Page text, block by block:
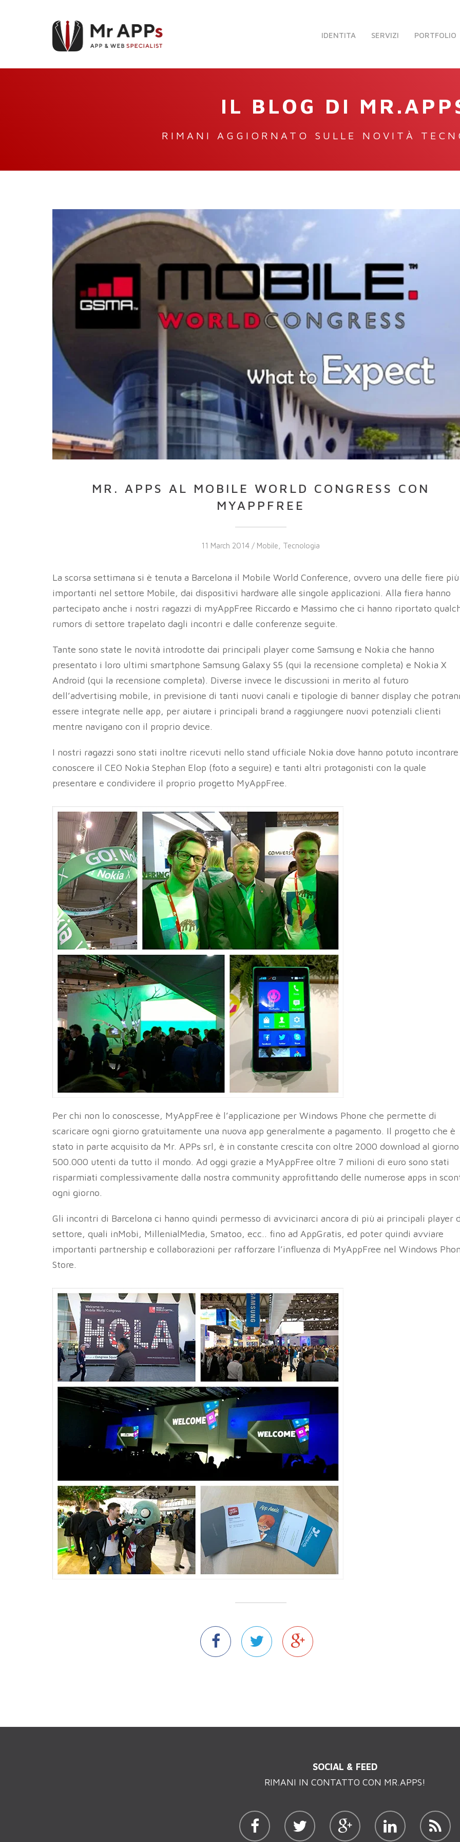
IDENTITA SERVIZI PORTFOLIO
IL BLOG DI
RIMANI AGGIORNATO SULLE NOVITÀ
MR. APPS AL MOBILE WORLD CONGRESS CON
MYAPPFREE
11 March 2014 / Mobile Tecnologia
La scorsa settimana si è tenuta a Barcelona il Mobile World Conference, ovvero una delle fiere più
importanti nel settore Mobile, dai dispositivi hardware alle singole applicazioni. Alla fiera hanno
partecipato anche i nostri ragazzi di myAppFree Riccardo e Massimo che ci hanno riportato
rumors di settore trapelato dagli incontri e dalle conferenze seguite.
Tante sono state le novità introdotte dai principali player come Samsung e Nokia che hanno
presentato i loro ultimi smartphone Samsung Galaxy S5 (qui la recensione completa) e Nokia X
Android (qui la recensione completa). Diverse invece le discussioni in merito al futuro
dell’advertising mobile, in previsione di tanti nuovi canali e tipologie di banner display che
essere integrate nelle app, per aiutare i principali brand a raggiungere nuovi potenziali clienti
mentre navigano con il proprio device.
I nostri ragazzi sono stati inoltre ricevuti nello stand ufficiale Nokia dove hanno potuto
conoscere il CEO Nokia Stephan Elop (foto a seguire) e tanti altri protagonisti con la quale
presentare e condividere il proprio progetto MyAppFree.
Per chi non lo conoscesse, MyAppFree è l’applicazione per Windows Phone che permette di
scaricare ogni giorno gratuitamente una nuova app generalmente a pagamento. Il progetto che è
stato in parte acquisito da Mr. APPs srl, è in constante crescita con oltre 2000 download al
500.000 utenti da tutto il mondo. Ad oggi grazie a MyAppFree oltre 7 milioni di euro sono stati
risparmiati complessivamente dalla nostra community approfittando delle numerose apps in
ogni giorno.
Gli incontri di Barcelona ci hanno quindi permesso di avvicinarci ancora di più ai principali player
settore, quali inMobi, MillenialMedia, Smatoo, ecc.. fino ad AppGratis, ed poter quindi avviare
importanti partnership e collaborazioni per rafforzare l’influenza di MyAppFree nel Windows
Store.
SOCIAL & FEED
RIMANI IN CONTATTO CON MR.APPS!